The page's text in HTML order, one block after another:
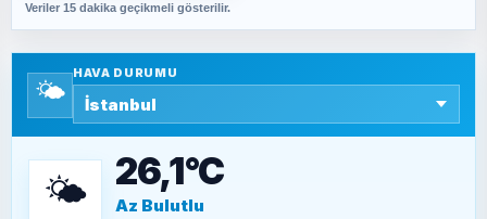
SAVAŞ ŞAHİN
SEYFULLAH ÇİÇEK
TEOMAN ALPASLAN
Veriler 15 dakika geçikmeli gösterilir.
🌤️
HAVA DURUMU
🌤️ 26,1°C
Az Bulutlu